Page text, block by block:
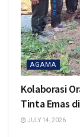
AGAMA
Kolaborasi
Tinta Emas
JULY 14, 2026